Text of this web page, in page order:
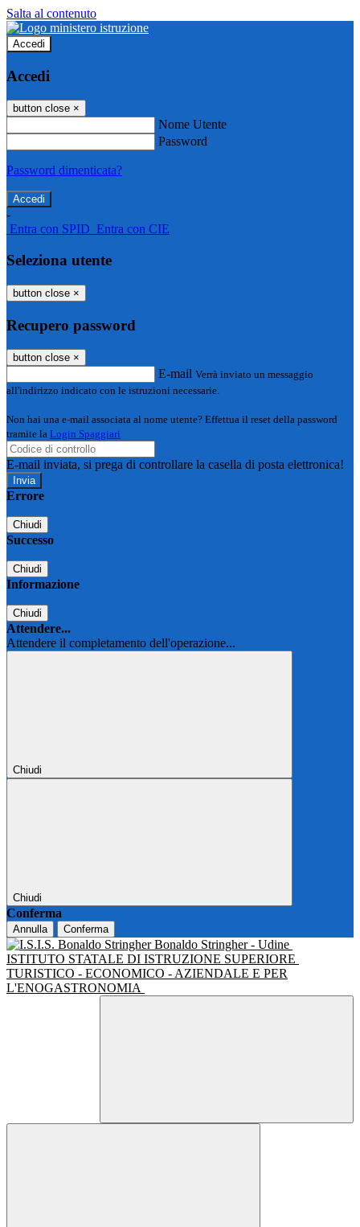
Salta al contenuto
Accedi
Accedi
button close ×
Nome Utente
Password
Password dimenticata?
-
Entra con SPID Entra con CIE
Seleziona utente
button close ×
Recupero password
button close ×
E-mail Verrà inviato un messaggio
all'indirizzo indicato con le istruzioni necessarie.
Non hai una e-mail associata al nome utente? Effettua il reset della password
tramite la Login Spaggiari
E-mail inviata, si prega di controllare la casella di posta elettronica!
Errore
Chiudi
Successo
Chiudi
Informazione
Chiudi
Attendere...
Attendere il completamento dell'operazione...
Chiudi
Chiudi
Conferma
Annulla Conferma
Bonaldo Stringher - Udine
ISTITUTO STATALE DI ISTRUZIONE SUPERIORE
TURISTICO - ECONOMICO - AZIENDALE E PER
L'ENOGASTRONOMIA